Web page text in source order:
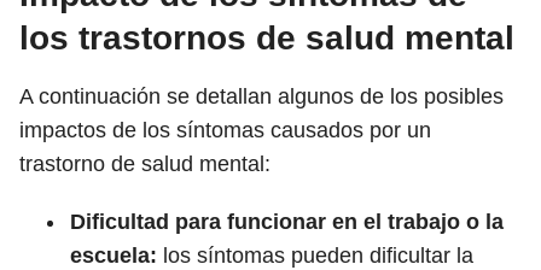
los trastornos de salud mental
A continuación se detallan algunos de los posibles
impactos de los síntomas causados ​​por un
trastorno de salud mental:
Dificultad para funcionar en el trabajo o la
escuela: los síntomas pueden dificultar la